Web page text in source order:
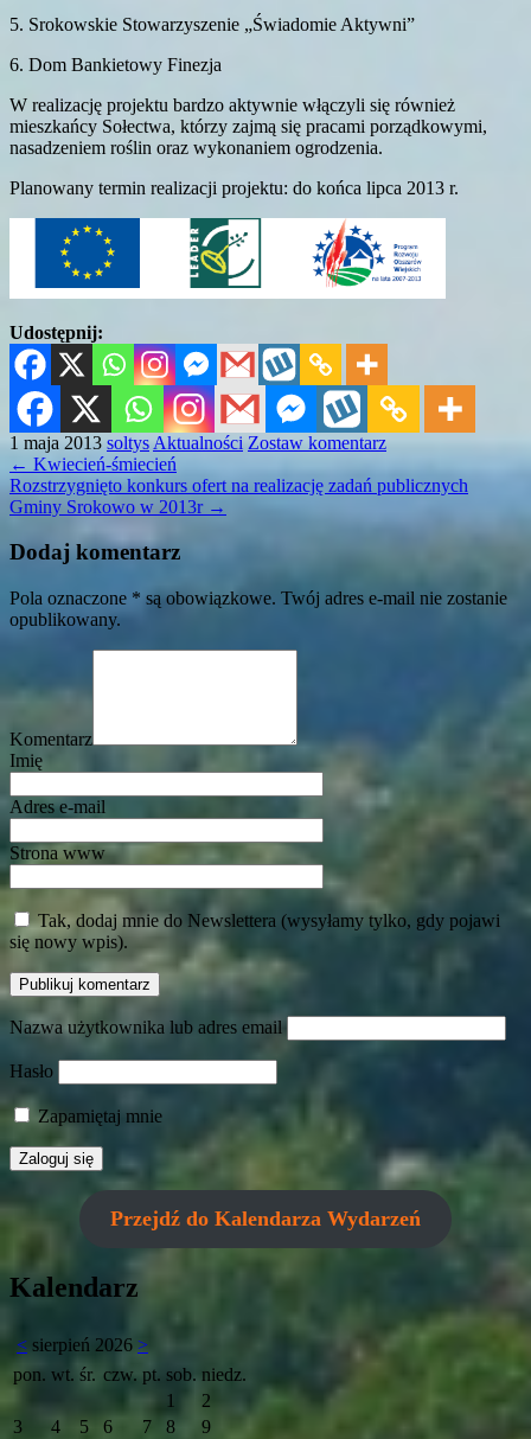
5. Srokowskie Stowarzyszenie „Świadomie Aktywni”
6. Dom Bankietowy Finezja
W realizację projektu bardzo aktywnie włączyli się również
mieszkańcy Sołectwa, którzy zajmą się pracami porządkowymi,
nasadzeniem roślin oraz wykonaniem ogrodzenia.
Planowany termin realizacji projektu: do końca lipca 2013 r.
Udostępnij:
1 maja 2013 soltys Aktualności Zostaw komentarz
← Kwiecień-śmiecień
Rozstrzygnięto konkurs ofert na realizację zadań publicznych
Gminy Srokowo w 2013r →
Dodaj komentarz
Pola oznaczone * są obowiązkowe. Twój adres e-mail nie zostanie
opublikowany.
Komentarz
Imię
Adres e-mail
Strona www
Tak, dodaj mnie do Newslettera (wysyłamy tylko, gdy pojawi
się nowy wpis).
Nazwa użytkownika lub adres email
Hasło
Zapamiętaj mnie
Przejdź do Kalendarza Wydarzeń
Kalendarz
< sierpień 2026 >
pon. wt. śr. czw. pt. sob. niedz.
1
2
3
4 5 6 7 8 9